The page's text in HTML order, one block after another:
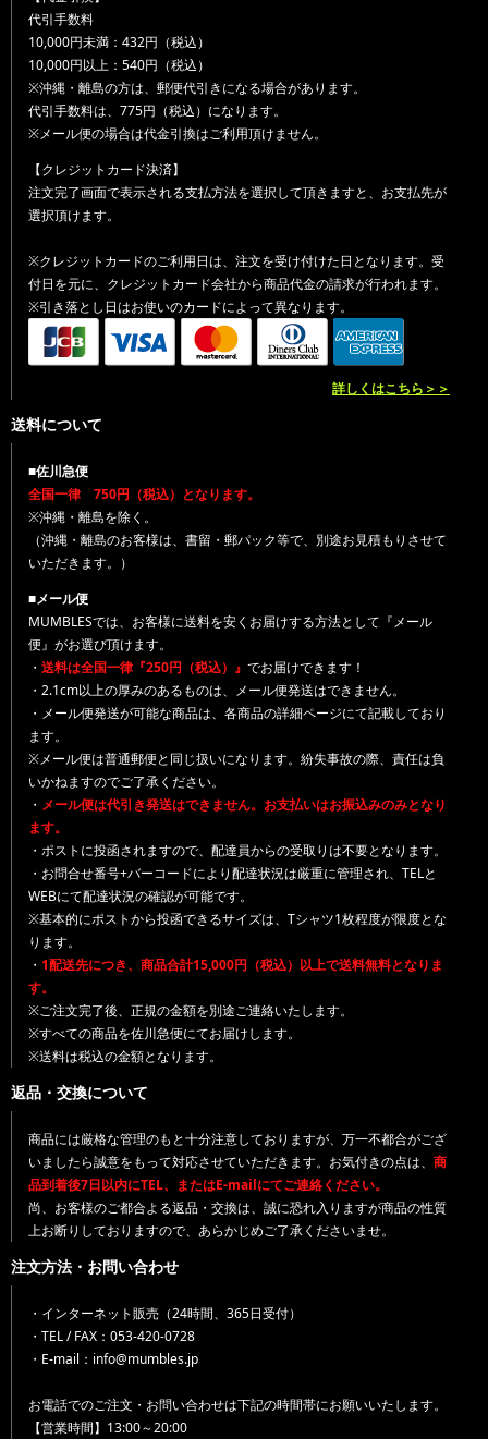
代引手数料
10,000円未満：432円（税込）
10,000円以上：540円（税込）
※沖縄・離島の方は、郵便代引きになる場合があります。
代引手数料は、775円（税込）になります。
※メール便の場合は代金引換はご利用頂けません。
【クレジットカード決済】
注文完了画面で表示される支払方法を選択して頂きますと、お支払先が
選択頂けます。
※クレジットカードのご利用日は、注文を受け付けた日となります。受
付日を元に、クレジットカード会社から商品代金の請求が行われます。
※引き落とし日はお使いのカードによって異なります。
詳しくはこちら＞＞
送料について
■佐川急便
全国一律 750円（税込）となります。
※沖縄・離島を除く。
（沖縄・離島のお客様は、書留・郵パック等で、別途お見積もりさせて
いただきます。）
■メール便
MUMBLESでは、お客様に送料を安くお届けする方法として『メール
便』がお選び頂けます。
・ 送料は全国一律『250円（税込）』 でお届けできます！
・2.1cm以上の厚みのあるものは、メール便発送はできません。
・メール便発送が可能な商品は、各商品の詳細ページにて記載しており
ます。
※メール便は普通郵便と同じ扱いになります。紛失事故の際、責任は負
いかねますのでご了承ください。
・ メール便は代引き発送はできません。お支払いはお振込みのみとなり
ます。
・ポストに投函されますので、配達員からの受取りは不要となります。
・お問合せ番号+バーコードにより配達状況は厳重に管理され、TELと
WEBにて配達状況の確認が可能です。
※基本的にポストから投函できるサイズは、Tシャツ1枚程度が限度とな
ります。
・ 1配送先につき、商品合計15,000円（税込）以上で送料無料となりま
す。
※ご注文完了後、正規の金額を別途ご連絡いたします。
※すべての商品を佐川急便にてお届けします。
※送料は税込の金額となります。
返品・交換について
商品には厳格な管理のもと十分注意しておりますが、万一不都合がござ
いましたら誠意をもって対応させていただきます。お気付きの点は、 商
品到着後7日以内にTEL、またはE-mailにてご連絡ください。
尚、お客様のご都合よる返品・交換は、誠に恐れ入りますが商品の性質
上お断りしておりますので、あらかじめご了承くださいませ。
注文方法・お問い合わせ
・インターネット販売（24時間、365日受付）
・TEL / FAX：053-420-0728
・E-mail：info@mumbles.jp
お電話でのご注文・お問い合わせは下記の時間帯にお願いいたします。
【営業時間】13:00～20:00